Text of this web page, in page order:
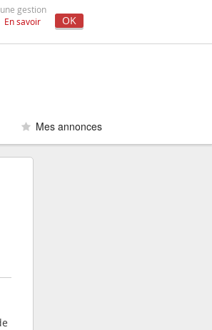
gestion
En savoir
OK
Mes annonces